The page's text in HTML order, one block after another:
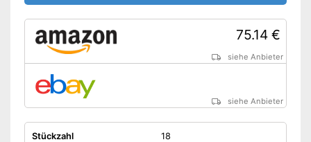
75.14 €
siehe Anbieter
siehe Anbieter
Stückzahl
18